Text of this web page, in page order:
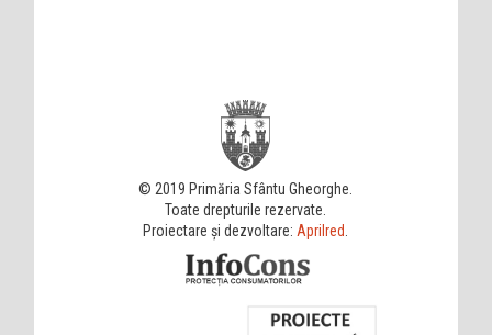
© 2019 Primăria Sfântu Gheorghe.
Toate drepturile rezervate.
Proiectare și dezvoltare: Aprilred